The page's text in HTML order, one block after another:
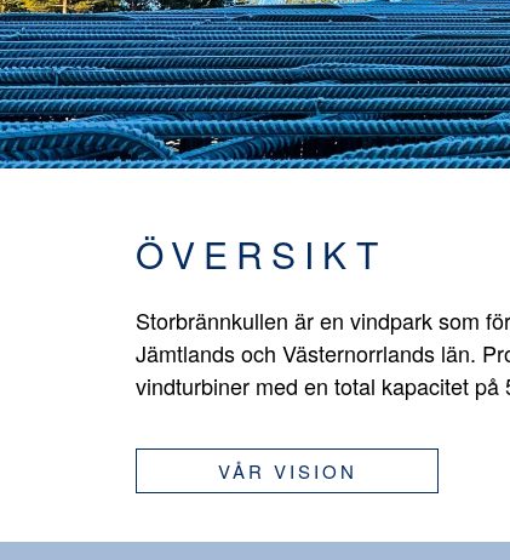
ÖVERSIKT
Storbrännkullen är en vindpark som
Jämtlands och Västernorrlands län.
vindturbiner med en total kapacitet på
VÅR VISION